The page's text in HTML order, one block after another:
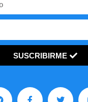
SUSCRIBIRME